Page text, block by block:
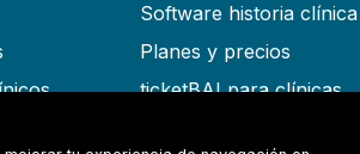
Software historia clínica
Planes y precios
ticketBAI para clínicas